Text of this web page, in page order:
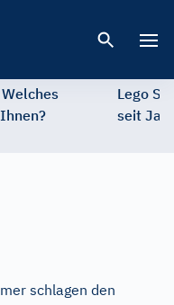
Lego
seit
schlagen den